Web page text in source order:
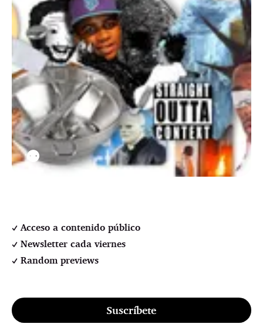
⚉
Acceso a contenido público
Newsletter cada viernes
Random previews
Suscríbete